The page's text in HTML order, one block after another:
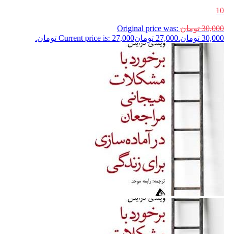
10
30,000 تومان Original price was:
30,000 تومان.
27,000 تومانCurrent price is: 27,000 تومان.